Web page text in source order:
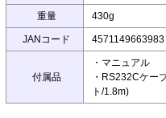
重量 430g
JANコード 4571149663983
付属品
・マニュアル
・RS232Cケー
ト/1.8m)